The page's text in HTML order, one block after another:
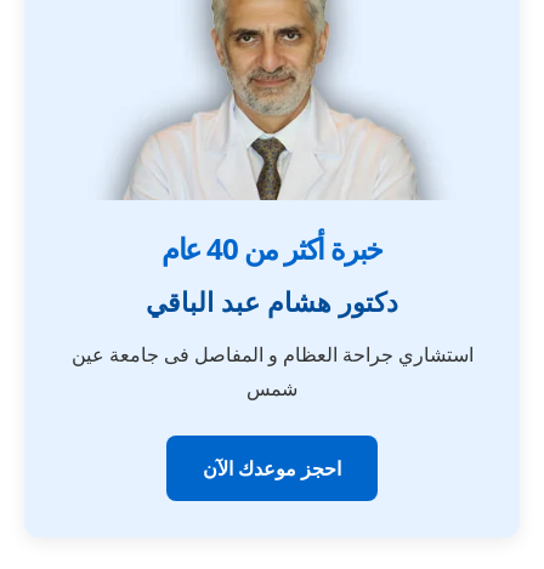
خبرة أكثر من 40 عام
دكتور هشام عبد الباقي
استشاري جراحة العظام و المفاصل فى جامعة عين
شمس
احجز موعدك الآن